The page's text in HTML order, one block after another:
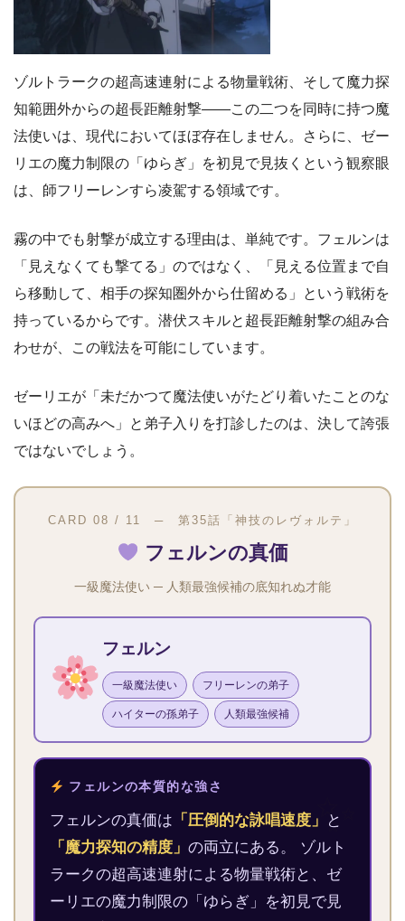
ゾルトラークの超高速連射による物量戦術、そして魔力探
知範囲外からの超長距離射撃――この二つを同時に持つ魔
法使いは、現代においてほぼ存在しません。さらに、ゼー
リエの魔力制限の「ゆらぎ」を初見で見抜くという観察眼
は、師フリーレンすら凌駕する領域です。
霧の中でも射撃が成立する理由は、単純です。フェルンは
「見えなくても撃てる」のではなく、「見える位置まで自
ら移動して、相手の探知圏外から仕留める」という戦術を
持っているからです。潜伏スキルと超長距離射撃の組み合
わせが、この戦法を可能にしています。
ゼーリエが「未だかつて魔法使いがたどり着いたことのな
いほどの高みへ」と弟子入りを打診したのは、決して誇張
ではないでしょう。
CARD 08 / 11 ─ 第35話「神技のレヴォルテ」
フェルンの真価
一級魔法使い ─ 人類最強候補の底知れぬ才能
フェルン
一級魔法使い フリーレンの弟子
ハイターの孫弟子 人類最強候補
フェルンの本質的な強さ
フェルンの真価は 「圧倒的な詠唱速度」
と
「魔力探知の精度」 の両立にある。 ゾルト
ラークの超高速連射による物量戦術と、ゼ
ーリエの魔力制限の「ゆらぎ」を初見で見